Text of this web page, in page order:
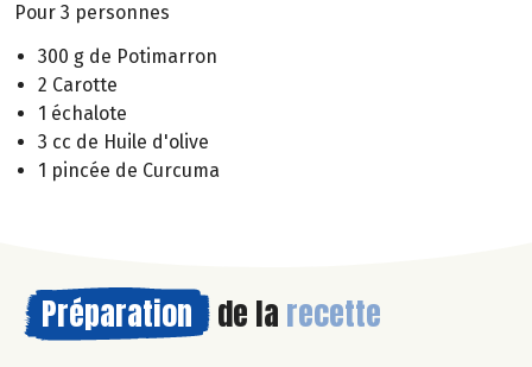
Pour 3 personnes
300 g de Potimarron
2 Carotte
1 échalote
3 cc de Huile d'olive
1 pincée de Curcuma
Préparation de la recette